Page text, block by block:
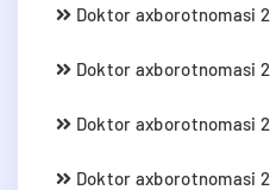
Doktor axborotnomasi
Doktor axborotnomasi
Doktor axborotnomasi
Doktor axborotnomasi